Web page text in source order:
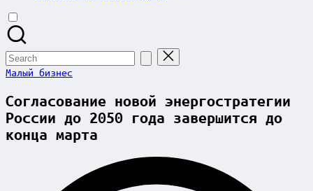
Search
for:
Posted
Малый бизнес
Согласование новой энергостратегии
России до 2050 года завершится до
конца марта